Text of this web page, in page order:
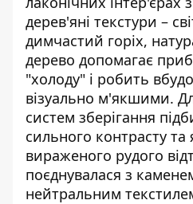
дерев'яні текстури –
димчастий горіх,
дерево допомагає
"холоду" і робить
візуально м'якшими.
систем зберігання
сильного контрасту та
вираженого рудого
поєднувалася з
нейтральним